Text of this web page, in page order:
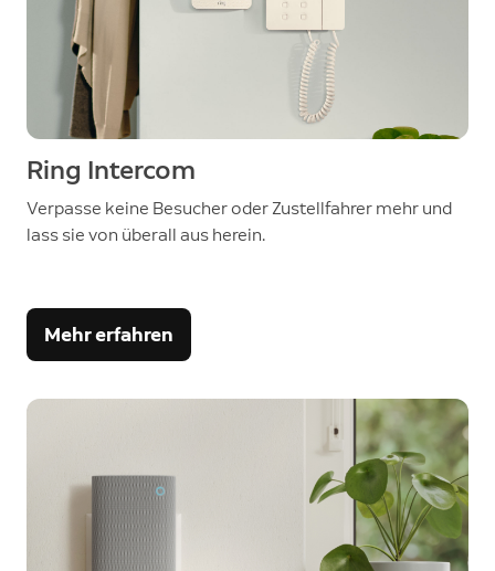
Ring Intercom
Verpasse keine Besucher oder Zustellfahrer mehr und
lass sie von überall aus herein.
Mehr erfahren